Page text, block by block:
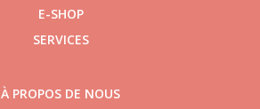
E-SHOP
SERVICES
À PROPOS DE NOUS